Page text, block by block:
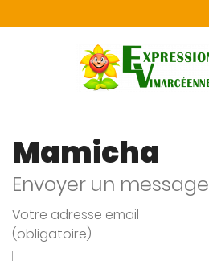
Mamicha
Envoyer un message
Votre adresse email
(obligatoire)